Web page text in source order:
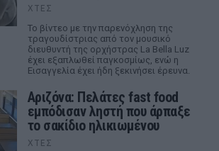
ΧΤΕΣ
Το βίντεο με την παρενόχληση της
τραγουδίστριας από τον μουσικό
διευθυντή της ορχήστρας La Bella Luz
έχει εξαπλωθεί παγκοσμίως, ενώ η
Εισαγγελία έχει ήδη ξεκινήσει έρευνα.
Αριζόνα: Πελάτες fast food
εμπόδισαν ληστή που άρπαξε
το σακίδιο ηλικιωμένου
ΧΤΕΣ